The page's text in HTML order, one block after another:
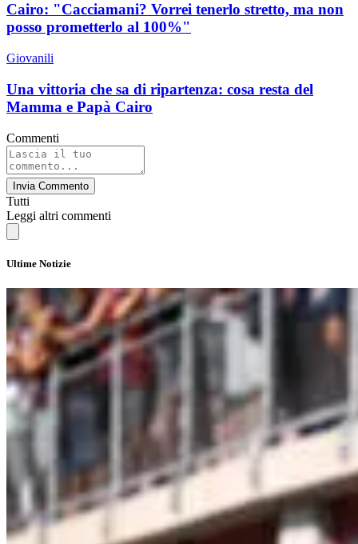
Cairo: "Cacciamani? Vorrei tenerlo stretto, ma non
posso prometterlo al 100%"
Giovanili
Una vittoria che sa di ripartenza: cosa resta del
Mamma e Papà Cairo
Commenti
Invia Commento
Tutti
Leggi altri commenti
Ultime Notizie